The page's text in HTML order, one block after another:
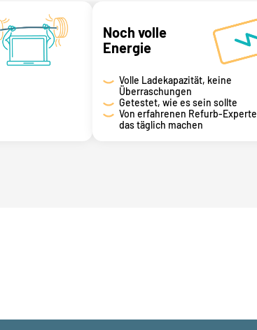
Noch volle
Energie
Volle Ladekapazität, keine
Überraschungen
Getestet, wie es sein sollte
Von erfahrenen Refurb-
das täglich machen